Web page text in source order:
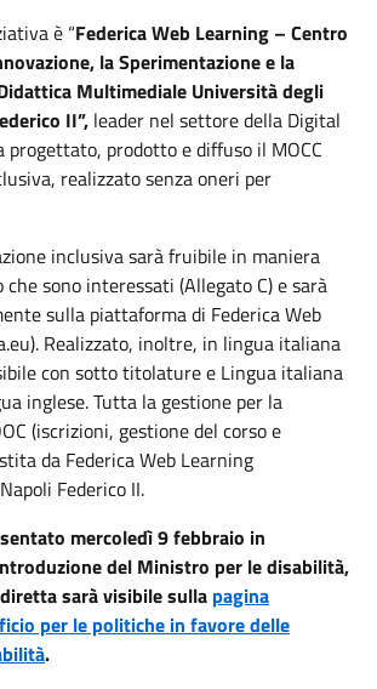
è “Federica Web Learning – Centro
la Sperimentazione e la
Multimediale Università degli
II”, leader nel settore della Digital
progettato, prodotto e diffuso il MOCC
realizzato senza oneri per
inclusiva sarà fruibile in maniera
sono interessati (Allegato C) e sarà
sulla piattaforma di Federica Web
Realizzato, inoltre, in lingua italiana
con sotto titolature e Lingua italiana
inglese. Tutta la gestione per la
(iscrizioni, gestione del corso e
da Federica Web Learning
Federico II.
mercoledì 9 febbraio in
del Ministro per le disabilità,
sarà visibile sulla pagina
per le politiche in favore delle
.